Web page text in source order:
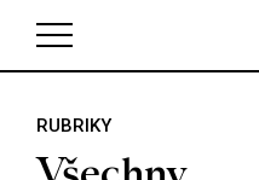
RUBRIKY
KRITIKA